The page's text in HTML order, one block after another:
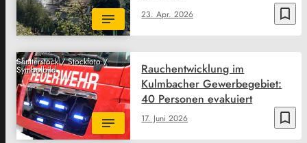
bookmark_border
23. Apr. 2026
Shutterstock / Stockfoto /
Symbolbild
bookmark_border
17. Juni 2026
Rauchentwicklung im
Kulmbacher Gewerbegebiet:
40 Personen evakuiert